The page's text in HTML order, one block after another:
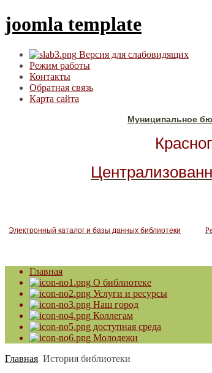
joomla template
Версия для слабовидящих
Режим работы
Контакты
Обратная связь
Карта сайта
Муниципальное
Электронный каталог и базы данных библиотеки
Главная
О библиотеке
Услуги и ресурсы
Наш город
Коллегам
доступная среда
Молодежи
Главная История библиотеки